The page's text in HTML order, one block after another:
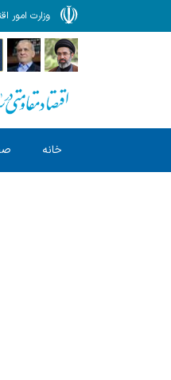
وزارت امور
خانه